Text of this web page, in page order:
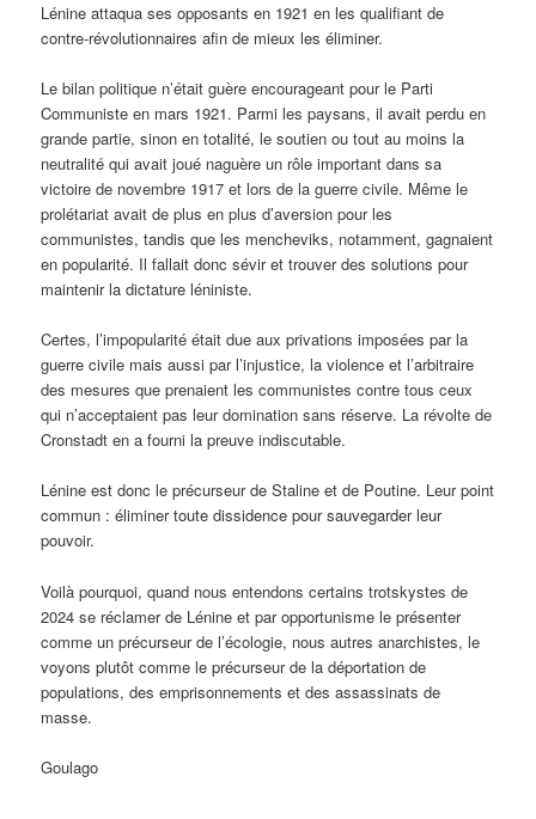
Lénine attaqua ses opposants en 1921 en les qualifiant de
contre-révolutionnaires afin de mieux les éliminer.
Le bilan politique n’était guère encourageant pour le Parti
Communiste en mars 1921. Parmi les paysans, il avait perdu en
grande partie, sinon en totalité, le soutien ou tout au moins la
neutralité qui avait joué naguère un rôle important dans sa
victoire de novembre 1917 et lors de la guerre civile. Même le
prolétariat avait de plus en plus d’aversion pour les
communistes, tandis que les mencheviks, notamment, gagnaient
en popularité. Il fallait donc sévir et trouver des solutions pour
maintenir la dictature léniniste.
Certes, l’impopularité était due aux privations imposées par la
guerre civile mais aussi par l’injustice, la violence et l’arbitraire
des mesures que prenaient les communistes contre tous ceux
qui n’acceptaient pas leur domination sans réserve. La révolte de
Cronstadt en a fourni la preuve indiscutable.
Lénine est donc le précurseur de Staline et de Poutine. Leur point
commun : éliminer toute dissidence pour sauvegarder leur
pouvoir.
Voilà pourquoi, quand nous entendons certains trotskystes de
2024 se réclamer de Lénine et par opportunisme le présenter
comme un précurseur de l’écologie, nous autres anarchistes, le
voyons plutôt comme le précurseur de la déportation de
populations, des emprisonnements et des assassinats de
masse.
Goulago